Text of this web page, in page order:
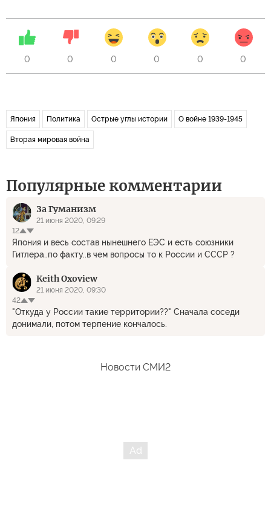
0 0 0 0 0 0
Япония Политика Острые углы истории О войне 1939-1945
Вторая мировая война
Популярные комментарии
За Гуманизм
21 июня 2020, 09:29
12
Япония и весь состав нынешнего ЕЭС и есть союзники
Гитлера..по факту..в чем вопросы то к России и СССР ?
Keith Oxoview
21 июня 2020, 09:30
42
"Откуда у России такие территории??" Сначала соседи
донимали, потом терпение кончалось.
Новости СМИ2